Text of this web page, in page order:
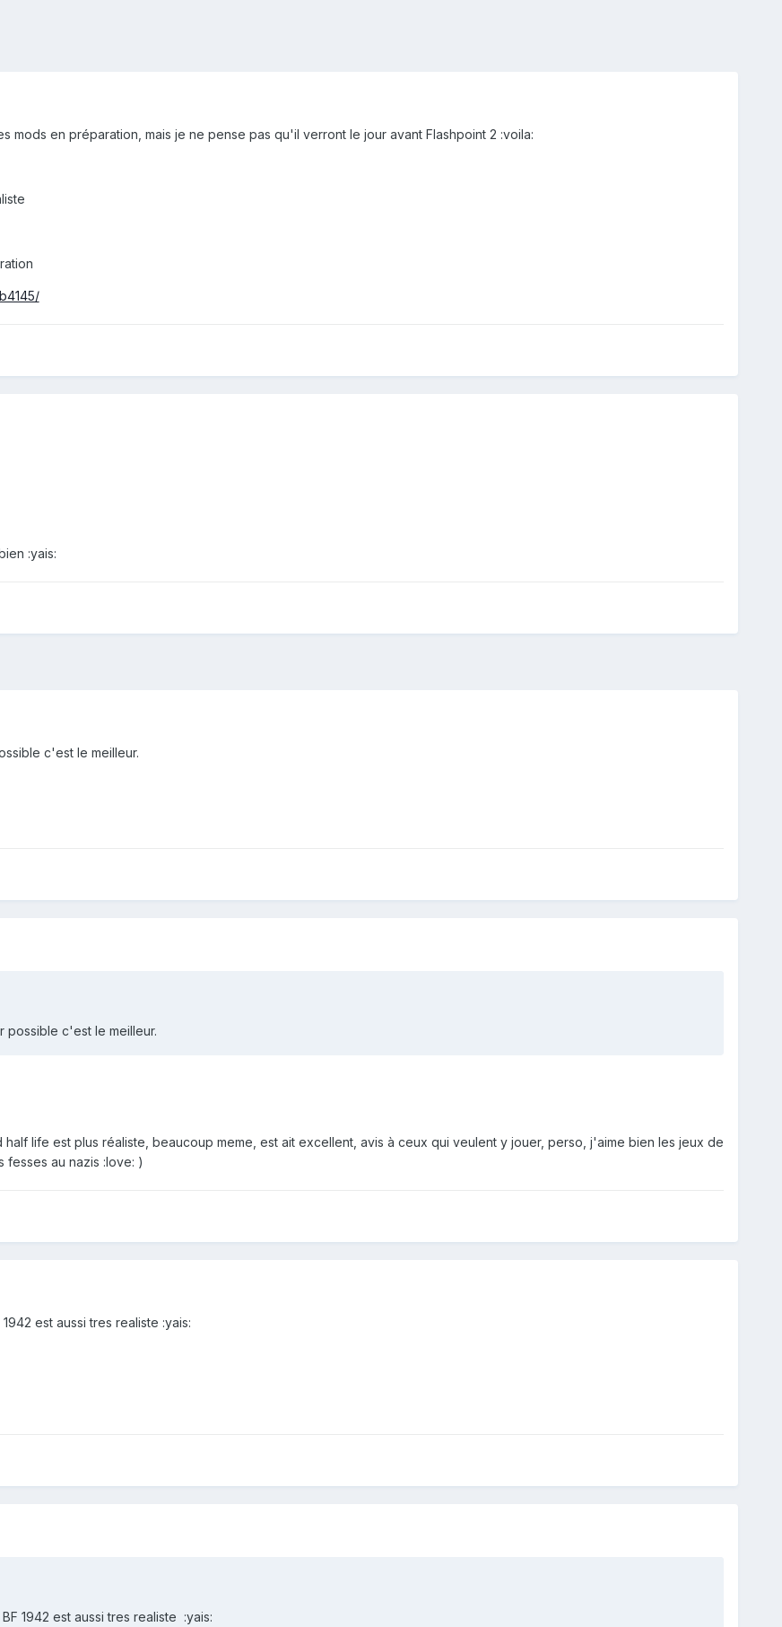
mods en préparation, mais je ne pense pas qu'il verront le jour avant Flashpoint 2 :voila:
:yais:
c'est le meilleur.
possible c'est le meilleur.
life est plus réaliste, beaucoup meme, est ait excellent, avis à ceux qui veulent y jouer, perso, j'aime bien les jeux de
au nazis :love: )
est aussi tres realiste :yais:
1942 est aussi tres realiste :yais: